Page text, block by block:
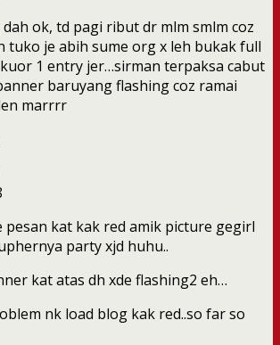
ok, td pagi ribut dr mlm smlm coz
tuko je abih sume org x leh bukak full
1 entry jer…sirman terpaksa cabut
baruyang flashing coz ramai
marrrr
pesan kat kak red amik picture gegirl
party xjd huhu..
kat atas dh xde flashing2 eh…
nk load blog kak red..so far so